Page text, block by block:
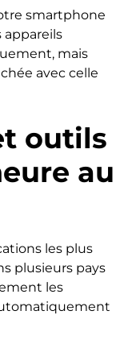
smartphone
appareils
mais
avec celle
outils
au
les plus
plusieurs pays
les